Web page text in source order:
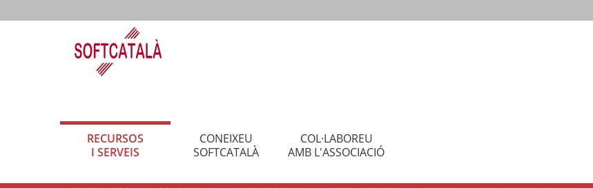
RECURSOS
I SERVEIS
CONEIXEU
SOFTCATALÀ
COL·LABOREU
AMB L'ASSOCIACIÓ